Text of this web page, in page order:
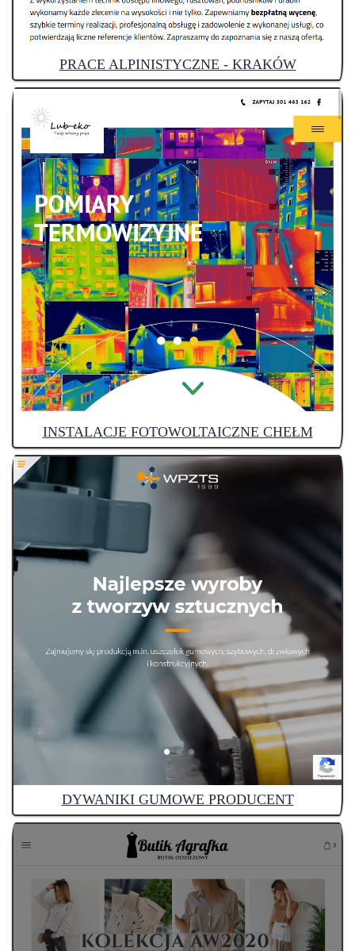
PRACE ALPINISTYCZNE - KRAKÓW
INSTALACJE FOTOWOLTAICZNE CHEŁM
DYWANIKI GUMOWE PRODUCENT